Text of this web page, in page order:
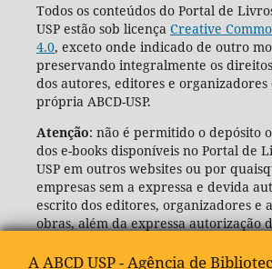
Todos os conteúdos do Portal de
USP estão sob licença Creative
4.0, exceto onde indicado de outro
preservando integralmente os
dos autores, editores e organizadores
própria ABCD-USP.
Atenção: não é permitido o depósito
dos e-books disponíveis no Portal de
USP em outros websites ou por
empresas sem a expressa e devida
escrito dos editores, organizadores e
obras, além da expressa autorização
(ABCD-USP).
A ABCD USP - Agência de